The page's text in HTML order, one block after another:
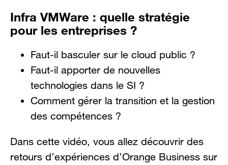
Infra VMWare : quelle stratégie
pour les entreprises ?
Faut-il basculer sur le cloud public ?
Faut-il apporter de nouvelles
technologies dans le SI ?
Comment gérer la transition et la gestion
des compétences ?
Dans cette vidéo, vous allez découvrir des
retours d’expériences d’Orange Business sur